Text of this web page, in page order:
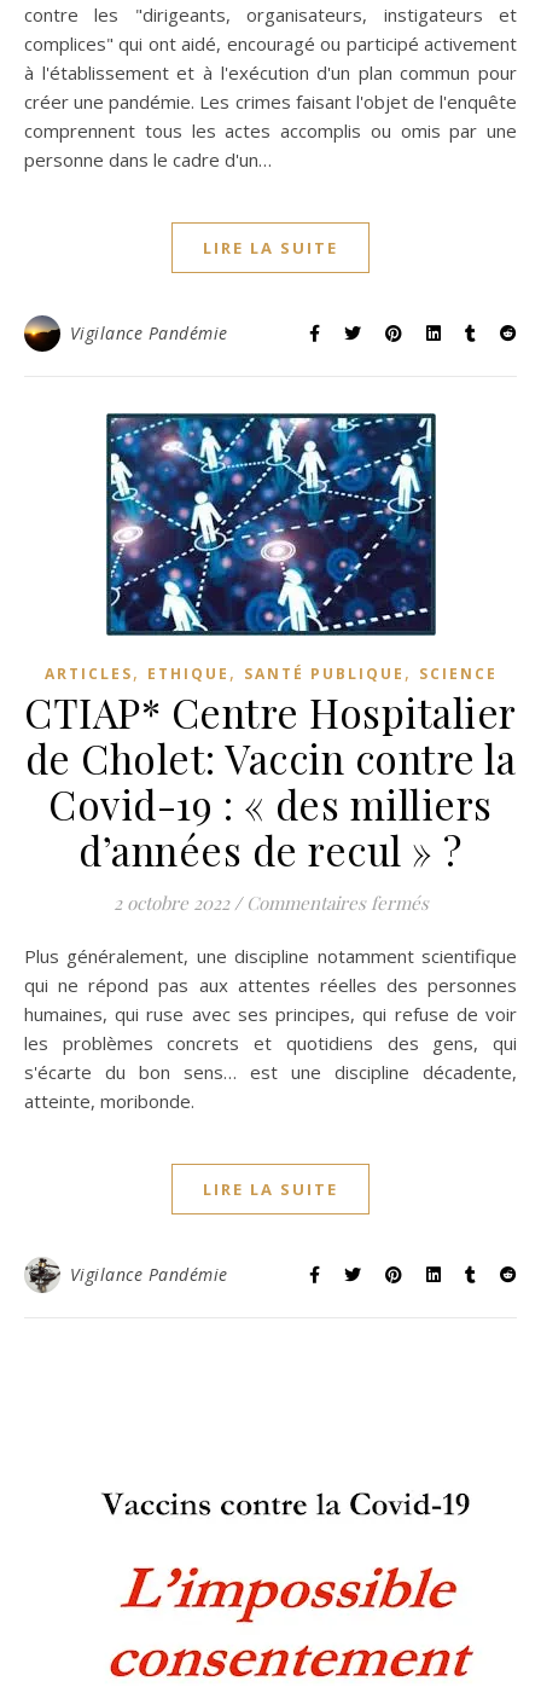
contre les "dirigeants, organisateurs, instigateurs et
complices" qui ont aidé, encouragé ou participé activement
à l'établissement et à l'exécution d'un plan commun pour
créer une pandémie. Les crimes faisant l'objet de l'enquête
comprennent tous les actes accomplis ou omis par une
personne dans le cadre d'un…
LIRE LA SUITE
Vigilance Pandémie
ARTICLES, ETHIQUE , SANTÉ PUBLIQUE , SCIENCE
CTIAP* Centre Hospitalier
de Cholet: Vaccin contre la
Covid-19 : « des milliers
d’années de recul » ?
2 octobre 2022 / Commentaires ferméssur CTIAP*
Plus généralement, une discipline notamment scientifique
qui ne répond pas aux attentes réelles des personnes
humaines, qui ruse avec ses principes, qui refuse de voir
les problèmes concrets et quotidiens des gens, qui
s'écarte du bon sens… est une discipline décadente,
atteinte, moribonde.
LIRE LA SUITE
Vigilance Pandémie